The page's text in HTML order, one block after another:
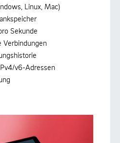
Linux, Mac)
Sekunde
Verbindungen
v6-Adressen